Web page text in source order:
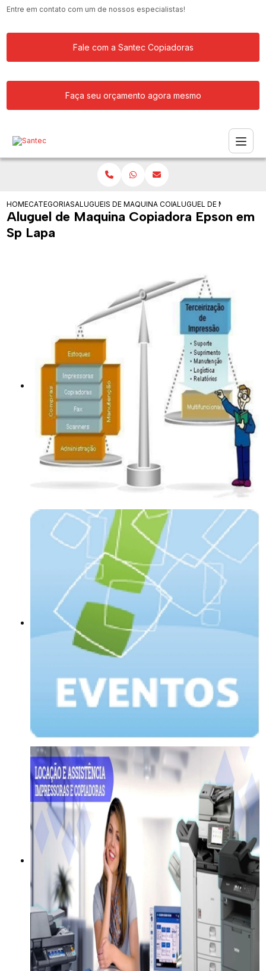
Entre em contato com um de nossos especialistas!
Fale com a Santec Copiadoras
Faça seu orçamento agora mesmo
HOMECATEGORIASALUGUEIS DE COPIADORASMAQUINA COPIADORA PARA ALUGAR
ALUGUEL DE MAQUINA
Aluguel de Maquina Copiadora Epson em
Sp Lapa